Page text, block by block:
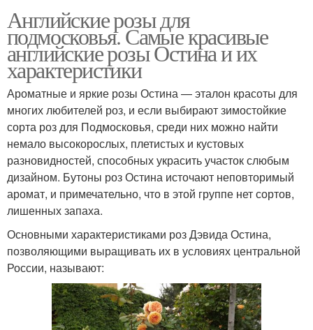
Английские розы для
подмосковья. Самые красивые
английские розы Остина и их
характеристики
Ароматные и яркие розы Остина — эталон красоты для
многих любителей роз, и если выбирают зимостойкие
сорта роз для Подмосковья, среди них можно найти
немало высокорослых, плетистых и кустовых
разновидностей, способных украсить участок слюбым
дизайном. Бутоны роз Остина источают неповторимый
аромат, и примечательно, что в этой группе нет сортов,
лишенных запаха.
Основными характеристиками роз Дэвида Остина,
позволяющими выращивать их в условиях центральной
России, называют: